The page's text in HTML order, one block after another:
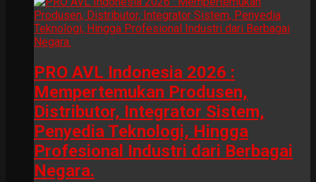
PRO AVL Indonesia 2026 :
Mempertemukan Produsen,
Distributor, Integrator Sistem,
Penyedia Teknologi, Hingga
Profesional Industri dari Berbagai
Negara.